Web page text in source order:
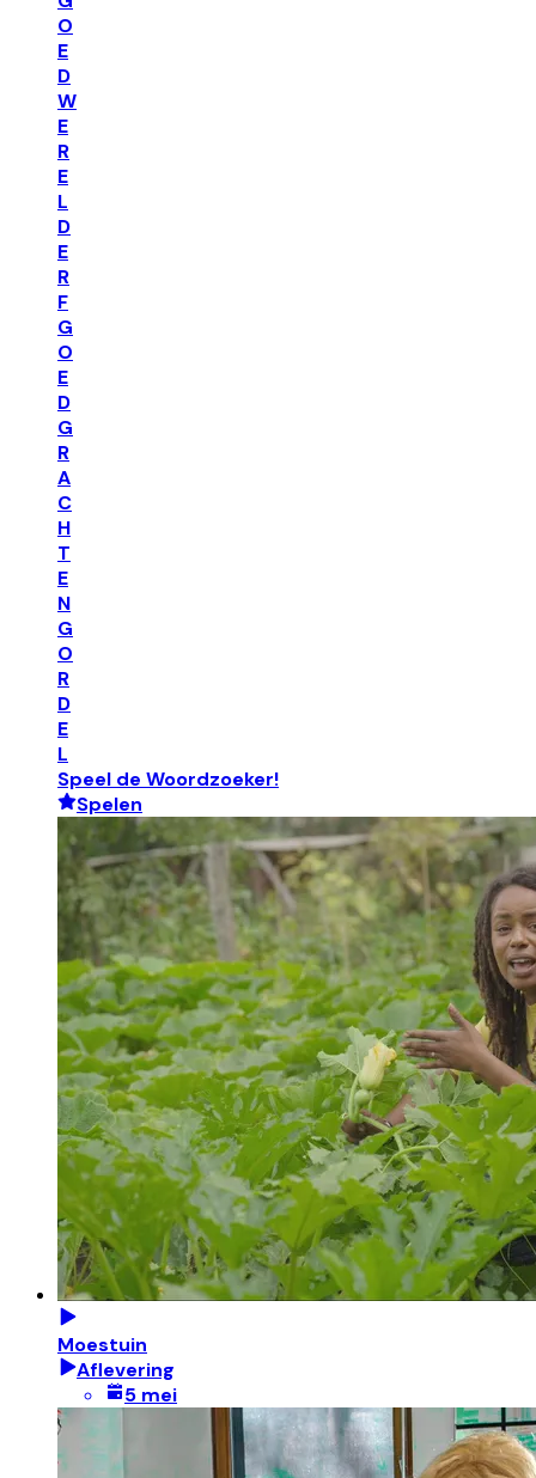
O
E
D
W
E
R
E
L
D
E
R
F
G
O
E
D
G
R
A
C
H
T
E
N
G
O
R
D
E
L
Speel de Woordzoeker!
Spelen
Moestuin
Aflevering
5 mei